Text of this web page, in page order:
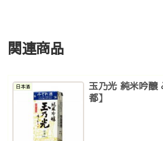
関連商品
日本酒
玉乃光 純米吟醸 みぞれ酒 300ml【京
都】